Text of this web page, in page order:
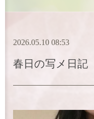
2026.05.10 08:53
春日の写メ日記